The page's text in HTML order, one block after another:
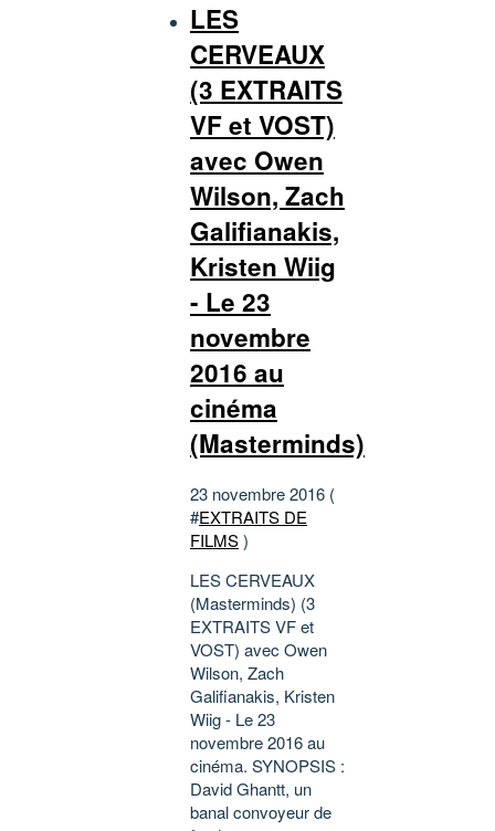
LES
CERVEAUX
(3 EXTRAITS
VF et VOST)
avec Owen
Wilson, Zach
Galifianakis,
Kristen Wiig
- Le 23
novembre
2016 au
cinéma
(Masterminds)
23 novembre 2016 (
#EXTRAITS DE
FILMS)
LES CERVEAUX
(Masterminds) (3
EXTRAITS VF et
VOST) avec Owen
Wilson, Zach
Galifianakis, Kristen
Wiig - Le 23
novembre 2016 au
cinéma. SYNOPSIS :
David Ghantt, un
banal convoyeur de